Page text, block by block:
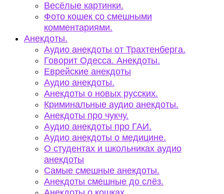
Весёлые картинки.
Фото кошек со смешными
комментариями.
Анекдоты.
Аудио анекдоты от Трахтенберга.
Говорит Одесса. Анекдоты.
Еврейские анекдоты
Аудио анекдоты.
Анекдоты о новых русских.
Криминальные аудио анекдоты.
Анекдоты про чукчу.
Аудио анекдоты про ГАИ.
Аудио анекдоты о медицине.
О студентах и школьниках аудио
анекдоты
Самые смешные анекдоты.
Анекдоты смешные до слёз.